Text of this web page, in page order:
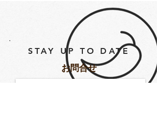
STAY UP TO DATE
​お問合せ